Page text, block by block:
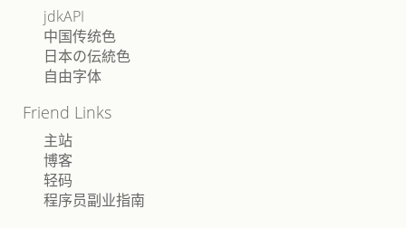
jdkAPI
中国传统色
日本の伝統色
自由字体
Friend Links
主站
博客
轻码
程序员副业指南